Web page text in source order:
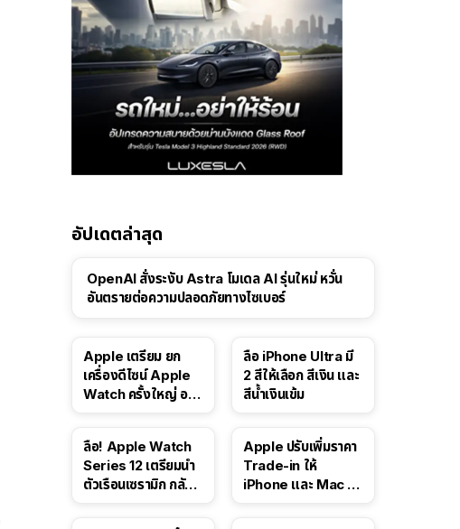
อัปเดตล่าสุด
OpenAI สั่งระงับ Astra โมเดล AI รุ่นใหม่ หวั่น
อันตรายต่อความปลอดภัยทางไซเบอร์
Apple เตรียม ยก
เครื่องดีไซน์ Apple
Watch ครั้งใหญ่ อาจ
ลือ iPhone Ultra มี
2 สีให้เลือก สีเงิน และ
สีน้ำเงินเข้ม
ลือ! Apple Watch
Series 12 เตรียมนำ
ตัวเรือนเซรามิก กลับ
Apple ปรับเพิ่มราคา
Trade-in ให้
iPhone และ Mac ใน